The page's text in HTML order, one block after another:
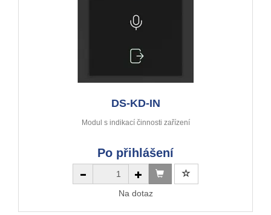
DS-KD-IN
Modul s indikací činnosti zařízení
Po přihlášení
Na dotaz